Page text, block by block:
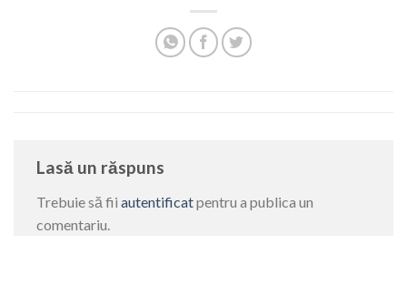
Lasă un răspuns
Trebuie să fii autentificatpentru a publica un
comentariu.